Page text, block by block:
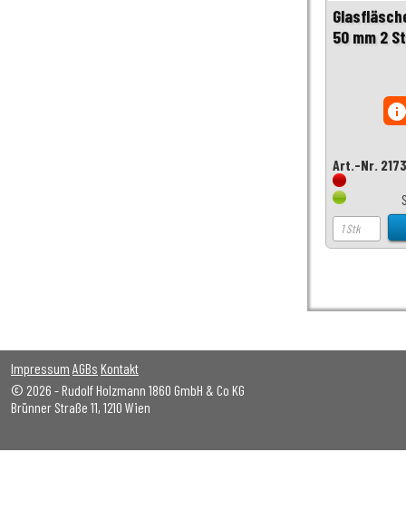
50 mm 2
Art.-Nr.
Impressum AGBs Kontakt
© 2026 - Rudolf Holzmann 1860 GmbH & Co KG
Brünner Straße 11, 1210 Wien